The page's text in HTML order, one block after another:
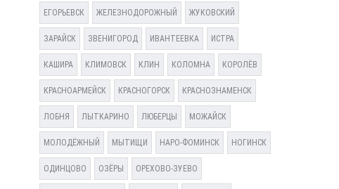
ЕГОРЬЕВСК ЖЕЛЕЗНОДОРОЖНЫЙ ЖУКОВСКИЙ
ЗАРАЙСК ЗВЕНИГОРОД ИВАНТЕЕВКА ИСТРА
КАШИРА КЛИМОВСК КЛИН КОЛОМНА КОРОЛЁВ
КРАСНОАРМЕЙСК КРАСНОГОРСК КРАСНОЗНАМЕНСК
ЛОБНЯ ЛЫТКАРИНО ЛЮБЕРЦЫ МОЖАЙСК
МОЛОДЁЖНЫЙ МЫТИЩИ НАРО-ФОМИНСК НОГИНСК
ОДИНЦОВО ОЗЁРЫ ОРЕХОВО-ЗУЕВО